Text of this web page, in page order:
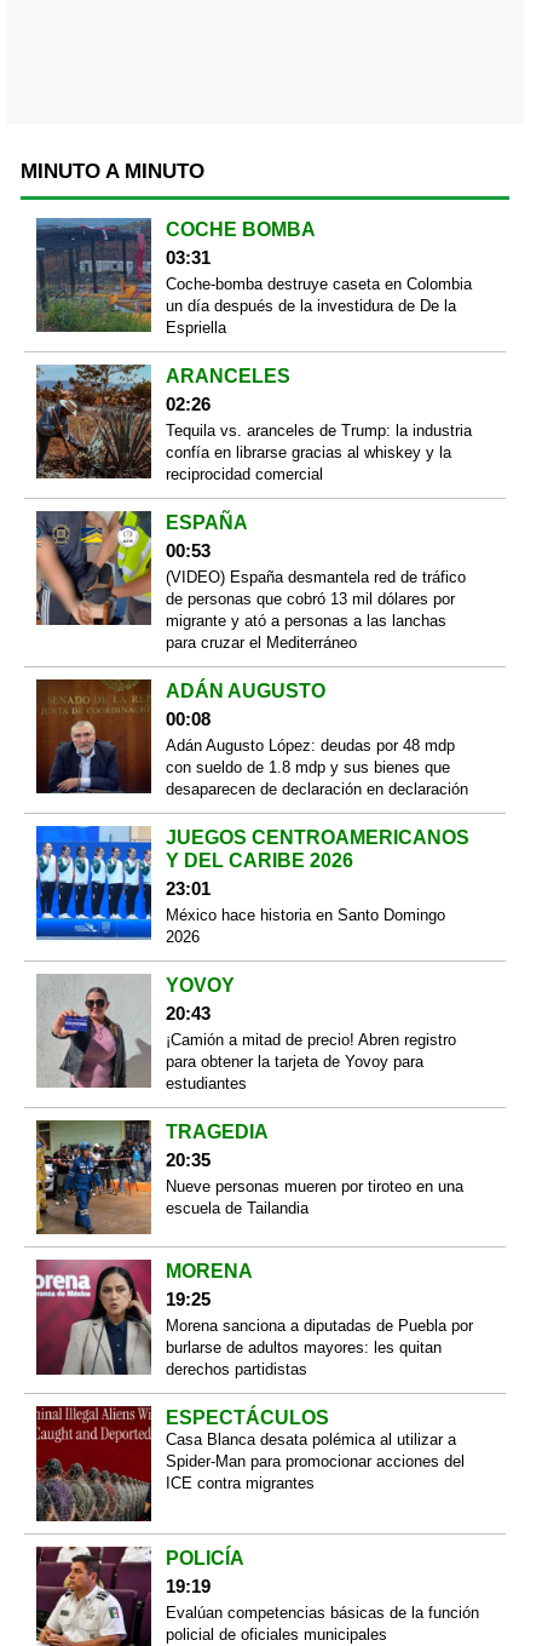
MINUTO A MINUTO
COCHE BOMBA
03:31
Coche-bomba destruye caseta en Colombia
un día después de la investidura de De la
Espriella
ARANCELES
02:26
Tequila vs. aranceles de Trump: la industria
confía en librarse gracias al whiskey y la
reciprocidad comercial
ESPAÑA
00:53
(VIDEO) España desmantela red de tráfico
de personas que cobró 13 mil dólares por
migrante y ató a personas a las lanchas
para cruzar el Mediterráneo
ADÁN AUGUSTO
00:08
Adán Augusto López: deudas por 48 mdp
con sueldo de 1.8 mdp y sus bienes que
desaparecen de declaración en declaración
JUEGOS CENTROAMERICANOS
Y DEL CARIBE 2026
23:01
México hace historia en Santo Domingo
2026
YOVOY
20:43
¡Camión a mitad de precio! Abren registro
para obtener la tarjeta de Yovoy para
estudiantes
TRAGEDIA
20:35
Nueve personas mueren por tiroteo en una
escuela de Tailandia
MORENA
19:25
Morena sanciona a diputadas de Puebla por
burlarse de adultos mayores: les quitan
derechos partidistas
ESPECTÁCULOS
Casa Blanca desata polémica al utilizar a
Spider-Man para promocionar acciones del
ICE contra migrantes
POLICÍA
19:19
Evalúan competencias básicas de la función
policial de oficiales municipales